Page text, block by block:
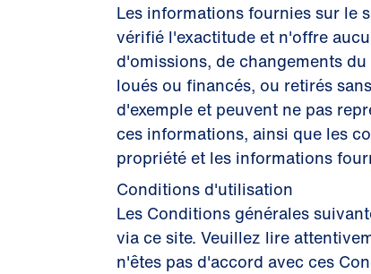
Les informations fournies sur le
vérifié l'exactitude et n'offre
d'omissions, de changements
loués ou financés, ou retirés
d'exemple et peuvent ne pas
ces informations, ainsi que les
propriété et les informations
Conditions d'utilisation
Les Conditions générales
via ce site. Veuillez lire
n'êtes pas d'accord avec ces